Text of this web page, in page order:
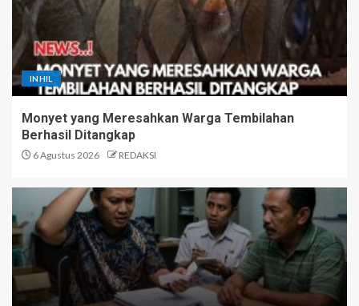
INHIL
Monyet yang Meresahkan Warga Tembilahan
Berhasil Ditangkap
6 Agustus 2026 REDAKSI